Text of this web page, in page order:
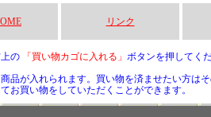
リンク
の 「買い物カゴに入れる」 ボタンを押してくだ
品が入れられます。買い物を済ませたい方は
お買い物をしていただくことができます。